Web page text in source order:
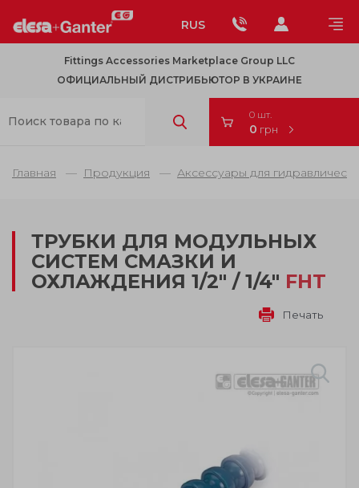
RUS
Fittings Accessories Marketplace Group LLC
ОФИЦИАЛЬНЫЙ ДИСТРИБЬЮТОР В УКРАИНЕ
0 шт.
0 грн
Главная Продукция Аксессуары для
ТРУБКИ ДЛЯ МОДУЛЬНЫХ
СИСТЕМ СМАЗКИ И
ОХЛАЖДЕНИЯ 1/2" / 1/4" FHT
Печать